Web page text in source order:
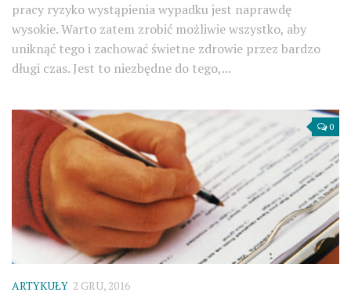
pracy ryzyko wystąpienia wypadku jest naprawdę
wysokie. Warto zatem zrobić możliwie wszystko, aby
uniknąć tego i zachować świetne zdrowie przez bardzo
długi czas. Jest to niezbędne do tego,...
0
ARTYKUŁY 2 GRU, 2016